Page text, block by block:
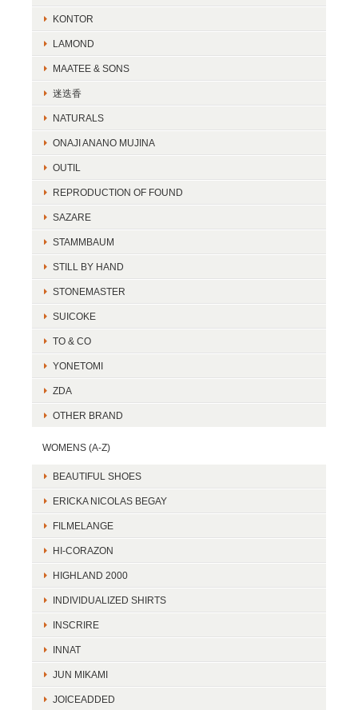
KONTOR
LAMOND
MAATEE & SONS
迷迭香
NATURALS
ONAJI ANANO MUJINA
OUTIL
REPRODUCTION OF FOUND
SAZARE
STAMMBAUM
STILL BY HAND
STONEMASTER
SUICOKE
TO & CO
YONETOMI
ZDA
OTHER BRAND
WOMENS (A-Z)
BEAUTIFUL SHOES
ERICKA NICOLAS BEGAY
FILMELANGE
HI-CORAZON
HIGHLAND 2000
INDIVIDUALIZED SHIRTS
INSCRIRE
INNAT
JUN MIKAMI
JOICEADDED